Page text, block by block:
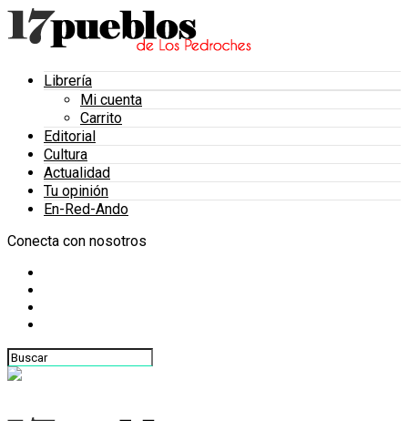
Librería
Mi cuenta
Carrito
Editorial
Cultura
Actualidad
Tu opinión
En-Red-Ando
Conecta con nosotros